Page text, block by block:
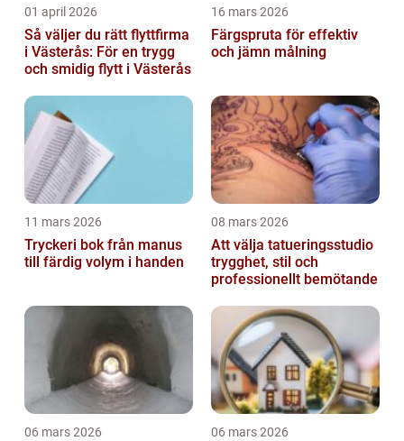
01 april 2026
Så väljer du rätt flyttfirma
i Västerås: För en trygg
och smidig flytt i Västerås
16 mars 2026
Färgspruta för effektiv
och jämn målning
11 mars 2026
Tryckeri bok från manus
till färdig volym i handen
08 mars 2026
Att välja tatueringsstudio
trygghet, stil och
professionellt bemötande
06 mars 2026 06 mars 2026